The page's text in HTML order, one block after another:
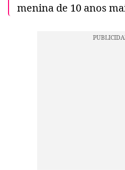
menina de 10 anos